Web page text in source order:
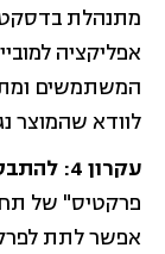
מתנהלת
אפליקציה
המשתמשים
לוודא שהמוצר
עקרון 4: להתבסס על ניסיון קודם
פרקטיס" של
אפשר לתת